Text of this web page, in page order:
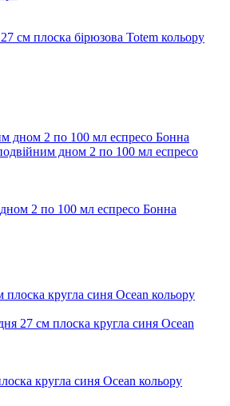
см плоска бірюзова Totem кольору
2 по 100 мл еспресо Бонна
кругла синя Ocean кольору